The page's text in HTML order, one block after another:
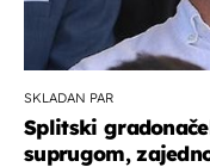
SKLADAN PAR
Splitski
suprugom,